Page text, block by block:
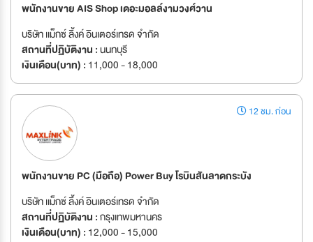
พนักงานขาย AIS Shop เดอะมอลล์งามวงศ์วาน
บริษัท เเม็กซ์ ลิ้งค์ อินเตอร์เทรด จำกัด
สถานที่ปฏิบัติงาน :นนทบุรี
เงินเดือน(บาท) : 11,000 - 18,000
12 ชม. ก่อน
พนักงานขาย PC (มือถือ) Power Buy โรบินสันลาดกระบัง
บริษัท เเม็กซ์ ลิ้งค์ อินเตอร์เทรด จำกัด
สถานที่ปฏิบัติงาน :กรุงเทพมหานคร
เงินเดือน(บาท) : 12,000 - 15,000